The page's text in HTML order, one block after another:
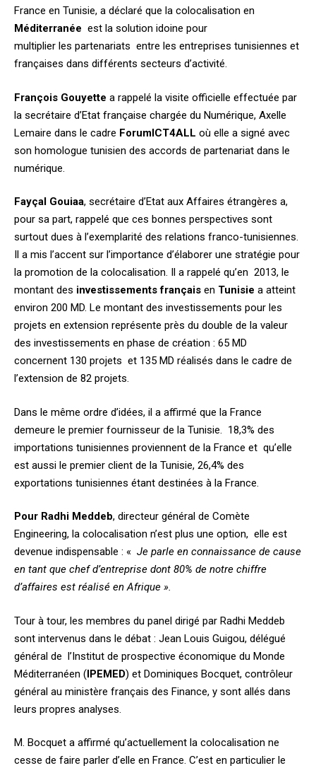
France en Tunisie, a déclaré que la colocalisation en
Méditerranée est la solution idoine pour
multiplier les partenariats entre les entreprises tunisiennes et
françaises dans différents secteurs d’activité.
François Gouyette a rappelé la visite officielle effectuée par
la secrétaire d’Etat française chargée du Numérique, Axelle
Lemaire dans le cadre ForumICT4ALL où elle a signé avec
son homologue tunisien des accords de partenariat dans le
numérique.
Fayçal Gouiaa, secrétaire d’Etat aux Affaires étrangères a,
pour sa part, rappelé que ces bonnes perspectives sont
surtout dues à l’exemplarité des relations franco-tunisiennes.
Il a mis l’accent sur l’importance d’élaborer une stratégie pour
la promotion de la colocalisation. Il a rappelé qu’en 2013, le
montant des investissements français en Tunisie a atteint
environ 200 MD. Le montant des investissements pour les
projets en extension représente près du double de la valeur
des investissements en phase de création : 65 MD
concernent 130 projets et 135 MD réalisés dans le cadre de
l’extension de 82 projets.
Dans le même ordre d’idées, il a affirmé que la France
demeure le premier fournisseur de la Tunisie. 18,3% des
importations tunisiennes proviennent de la France et qu’elle
est aussi le premier client de la Tunisie, 26,4% des
exportations tunisiennes étant destinées à la France.
Pour Radhi Meddeb, directeur général de Comète
Engineering, la colocalisation n’est plus une option, elle est
devenue indispensable : « Je parle en connaissance de cause
en tant que chef d’entreprise dont 80% de notre chiffre
d’affaires est réalisé en Afrique ».
Tour à tour, les membres du panel dirigé par Radhi Meddeb
sont intervenus dans le débat : Jean Louis Guigou, délégué
général de l’Institut de prospective économique du Monde
Méditerranéen (IPEMED) et Dominiques Bocquet, contrôleur
général au ministère français des Finance, y sont allés dans
leurs propres analyses.
M. Bocquet a affirmé qu’actuellement la colocalisation ne
cesse de faire parler d’elle en France. C’est en particulier le